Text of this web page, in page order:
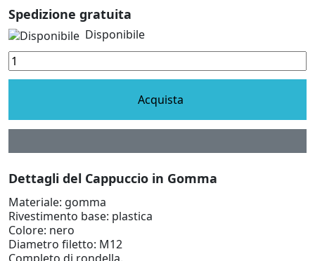
Spedizione gratuita
Disponibile
Acquista
Dettagli del Cappuccio in Gomma
Materiale: gomma
Rivestimento base: plastica
Colore: nero
Diametro filetto: M12